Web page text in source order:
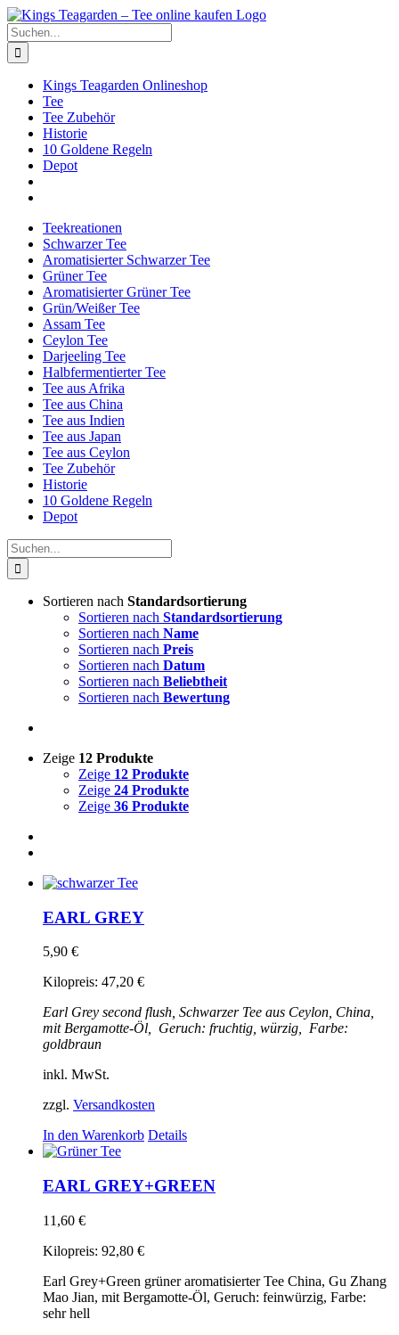
Zum
Inhalt
springen
Facebook
X
Instagram
Pinterest
Suche
nach:
Kings Teagarden Onlineshop
Tee
Tee Zubehör
Historie
10 Goldene Regeln
Depot
Teekreationen
Schwarzer Tee
Aromatisierter Schwarzer Tee
Grüner Tee
Aromatisierter Grüner Tee
Grün/Weißer Tee
Assam Tee
Ceylon Tee
Darjeeling Tee
Halbfermentierter Tee
Tee aus Afrika
Tee aus China
Tee aus Indien
Tee aus Japan
Tee aus Ceylon
Tee Zubehör
Historie
10 Goldene Regeln
Depot
Suche
nach:
Sortieren nach Standardsortierung
Sortieren nach Standardsortierung
Sortieren nach Name
Sortieren nach Preis
Sortieren nach Datum
Sortieren nach Beliebtheit
Sortieren nach Bewertung
Zeige 12 Produkte
Zeige 12 Produkte
Zeige 24 Produkte
Zeige 36 Produkte
EARL GREY
5,90 €
Kilopreis: 47,20 €
Earl Grey second flush, Schwarzer Tee aus Ceylon, China,
mit Bergamotte-Öl, Geruch: fruchtig, würzig, Farbe:
goldbraun
inkl. MwSt.
zzgl. Versandkosten
In den Warenkorb Details
EARL GREY+GREEN
11,60 €
Kilopreis: 92,80 €
Earl Grey+Green grüner aromatisierter Tee China, Gu Zhang
Mao Jian, mit Bergamotte-Öl, Geruch: feinwürzig, Farbe:
sehr hell